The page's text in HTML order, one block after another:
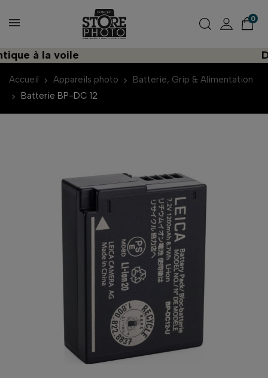
0
à la voile
Accueil Appareils photo
Batterie, Grip & Alimentation
Batterie BP-DC 12